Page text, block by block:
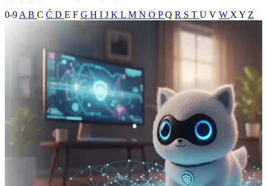
0-9 A B C Ć D E F G H I J K L M N O PQ R S T U V W X Y Z